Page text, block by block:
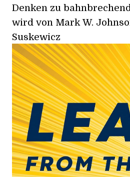
Denken zu
wird von Mark W.
Suskewicz